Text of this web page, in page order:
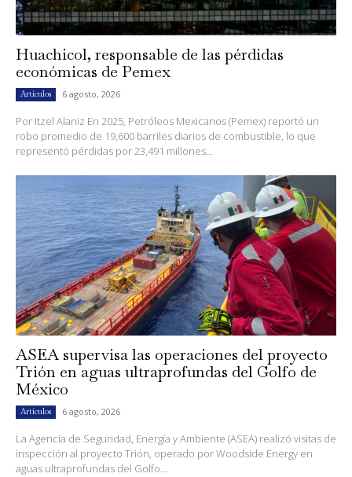
Huachicol, responsable de las pérdidas
económicas de Pemex
Artículos 6 agosto, 2026
Por Itzel Alaniz En 2025, Petróleos Mexicanos (Pemex) reportó un
robo promedio de 19,600 barriles diarios de combustible, lo que
representó pérdidas por 23,491 millones...
ASEA supervisa las operaciones del proyecto
Trión en aguas ultraprofundas del Golfo de
México
Artículos 6 agosto, 2026
La Agencia de Seguridad, Energía y Ambiente (ASEA) realizó visitas de
inspección al proyecto Trión, operado por Woodside Energy en
aguas ultraprofundas del Golfo...